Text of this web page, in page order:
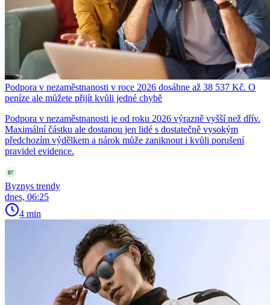
Podpora v nezaměstnanosti v roce 2026 dosáhne až 38 537 Kč. O
peníze ale můžete přijít kvůli jedné chybě
Podpora v nezaměstnanosti je od roku 2026 výrazně vyšší než dřív.
Maximální částku ale dostanou jen lidé s dostatečně vysokým
předchozím výdělkem a nárok může zaniknout i kvůli porušení
pravidel evidence.
Byznys trendy
dnes, 06:25
4 min